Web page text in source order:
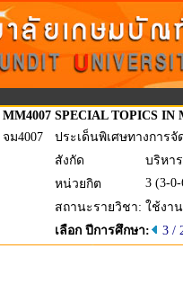
MM4007 SPECIAL TOPICS IN
จม4007
ประเด็นพิเศษทางการ
สังกัด
บริหา
หน่วยกิต
3 (3-
สถานะรายวิชา: ใช้งาน
เลือก ปีการศึกษา:
3 /